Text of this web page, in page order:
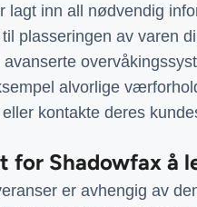
lagt inn all nødvendig
plasseringen av varen
alvorlige
kontakte deres
Shadowfax å
er avhengig av